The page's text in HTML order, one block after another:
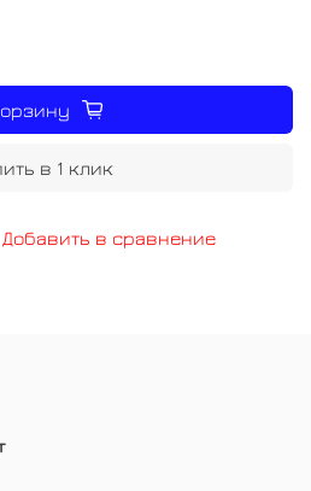
Добавить в сравнение
в 1 клик